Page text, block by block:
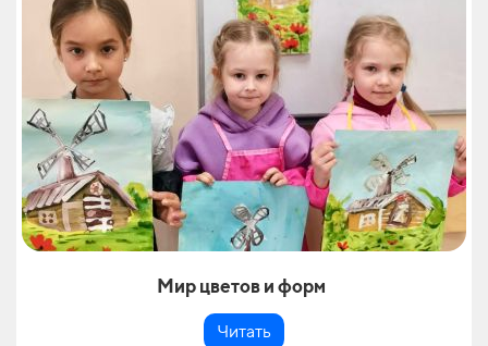
Мир цветов и форм
Читать